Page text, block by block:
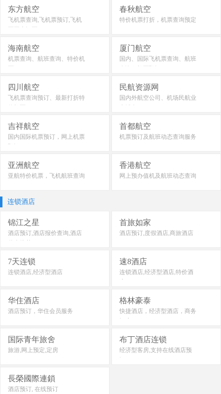
东方航空
飞机票查询,飞机票预订,飞机
春秋航空
特价机票打折，机票查询预定
海南航空
机票查询、航班查询、特价机
厦门航空
国内、国际飞机票查询、航班
四川航空
飞机票查询预订、最新打折特
民航资源网
国内外航空公司、机场民航业
吉祥航空
国内国际机票预订，网上机票
首都航空
机票预订及航班动态查询服务
亚洲航空
亚航特价机票，飞机航班查询
香港航空
网上预办值机及航班动态查询
连锁酒店
锦江之星
酒店预订,酒店报价查询,酒店
首旅如家
酒店预订,度假酒店,商旅酒店
7天连锁
连锁酒店,经济型酒店
速8酒店
连锁酒店,经济型酒店,特价酒
华住酒店
酒店预订，华住会员服务
格林豪泰
快捷酒店，经济型酒店，商务
国际青年旅舍
旅游,网上预定,定房
布丁酒店连锁
经济型客房,支持在线酒店预
長榮國際連鎖
酒店预订, 在线预订